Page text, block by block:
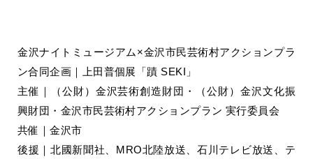
金沢ナイトミュージアム×金沢市民芸術村アクションプラ
ン合同企画｜上田普個展「蹟 SEKI」
主催｜（公財）金沢芸術創造財団・（公財）金沢文化振
興財団・金沢市民芸術村アクションプラン 実行委員会
共催｜金沢市
後援｜北國新聞社、MRO北陸放送、石川テレビ放送、テ